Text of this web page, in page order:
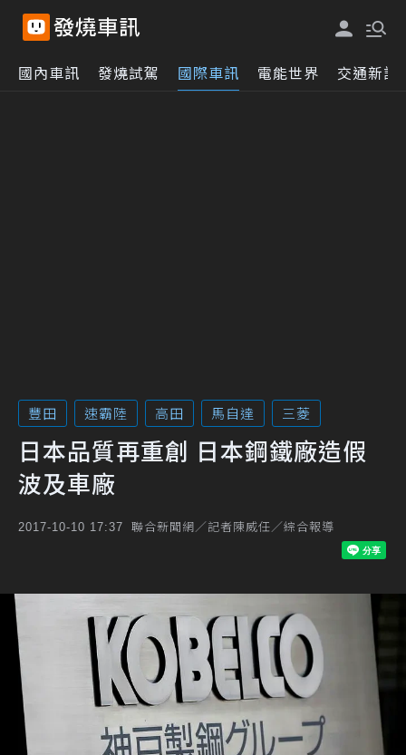
國內車訊 發燒試駕 國際車訊 電能世界 交通新訊
豐田 速霸陸 高田 馬自達 三菱
日本品質再重創 日本鋼鐵廠造假
波及車廠
2017-10-10 17:37 聯合新聞網／記者陳威任／綜合報導